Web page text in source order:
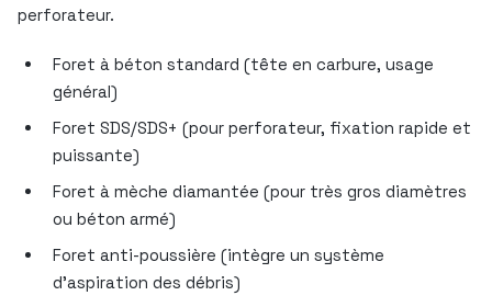
perforateur.
Foret à béton standard (tête en carbure, usage
général)
Foret SDS/SDS+ (pour perforateur, fixation rapide et
puissante)
Foret à mèche diamantée (pour très gros diamètres
ou béton armé)
Foret anti-poussière (intègre un système
d’aspiration des débris)